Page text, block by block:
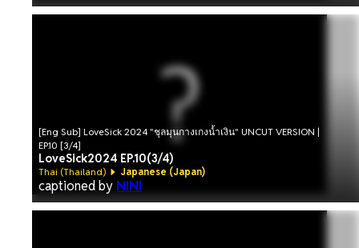
[Eng Sub] LoveSick 2024 "ชุลมุนกางเกงน้ำเงิน" UNCUT VERSION |
EP.10 [3/4]
LoveSick2024 EP.10(3/4)
Thai (Thailand) Japanese (Japan)
captioned by NINI